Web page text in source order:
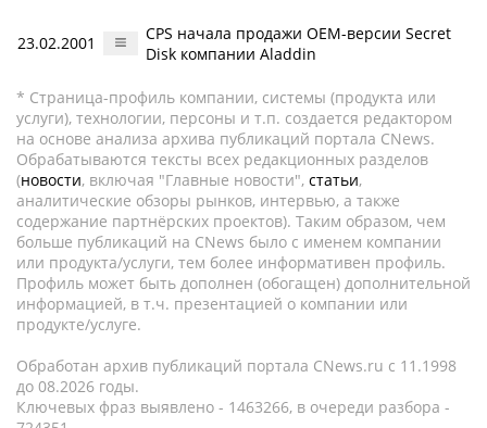
23.02.2001
CPS начала продажи OEM-версии Secret
Disk компании Aladdin
* Страница-профиль компании, системы (продукта или
услуги), технологии, персоны и т.п. создается редактором
на основе анализа архива публикаций портала CNews.
Обрабатываются тексты всех редакционных разделов
(новости, включая "Главные новости", статьи,
аналитические обзоры рынков, интервью, а также
содержание партнёрских проектов). Таким образом, чем
больше публикаций на CNews было с именем компании
или продукта/услуги, тем более информативен профиль.
Профиль может быть дополнен (обогащен) дополнительной
информацией, в т.ч. презентацией о компании или
продукте/услуге.
Обработан архив публикаций портала CNews.ru c 11.1998
до 08.2026 годы.
Ключевых фраз выявлено - 1463266, в очереди разбора -